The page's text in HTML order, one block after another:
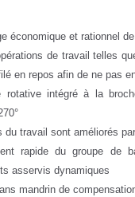
économique et rationnel
de travail telles
en repos afin de ne pas
rotative intégré à la
du travail sont améliorés
rapide du groupe de
asservis dynamiques
mandrin de